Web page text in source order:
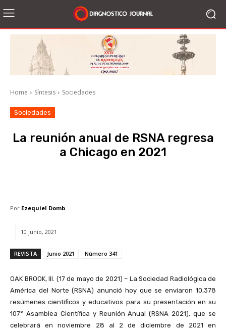
Home Síntesis Sociedades
Sociedades
La reunión anual de RSNA regresa
a Chicago en 2021
Por Ezequiel Domb
10 junio, 2021
REVISTA Junio 2021 Número 341
OAK BROOK, Ill. (17 de mayo de 2021) – La Sociedad Radiológica de
América del Norte (RSNA) anunció hoy que se enviaron 10,378
resúmenes científicos y educativos para su presentación en su
107° Asamblea Científica y Reunión Anual (RSNA 2021), que se
celebrará en noviembre 28 al 2 de diciembre de 2021 en